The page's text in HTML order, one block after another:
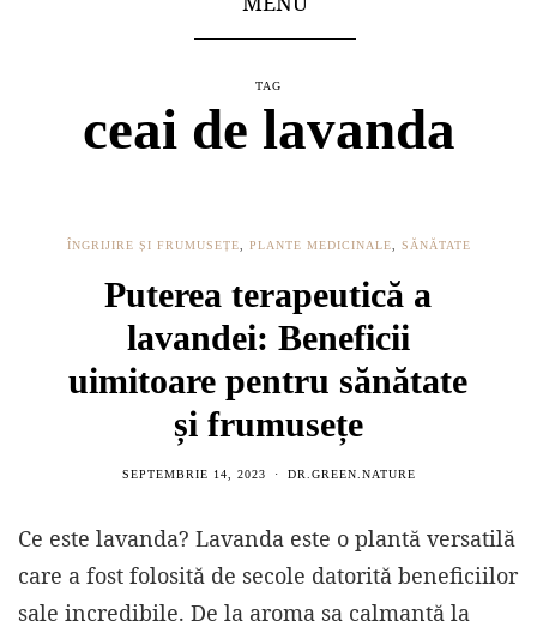
TAG
ceai de lavanda
ÎNGRIJIRE ȘI FRUMUSEȚE PLANTE MEDICINALE SĂNĂTATE
Puterea terapeutică a
lavandei: Beneficii
uimitoare pentru sănătate
și frumusețe
SEPTEMBRIE 14, 2023 DR.GREEN.NATURE
Ce este lavanda? Lavanda este o plantă versatilă
care a fost folosită de secole datorită beneficiilor
sale incredibile. De la aroma sa calmantă la